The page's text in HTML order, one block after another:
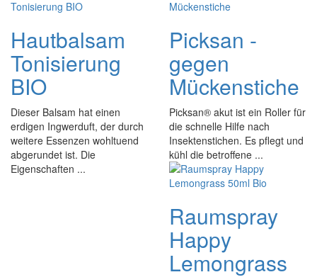
Hautbalsam
Tonisierung
BIO
Dieser Balsam hat einen
erdigen Ingwerduft, der durch
weitere Essenzen wohltuend
abgerundet ist. Die
Eigenschaften ...
Picksan -
gegen
Mückenstiche
Picksan® akut ist ein Roller für
die schnelle Hilfe nach
Insektenstichen. Es pflegt und
kühl die betroffene ...
Raumspray
Happy
Lemongrass